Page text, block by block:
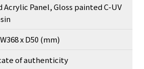
Acrylic Panel, Gloss painted C-UV
x D50 (mm)
of authenticity